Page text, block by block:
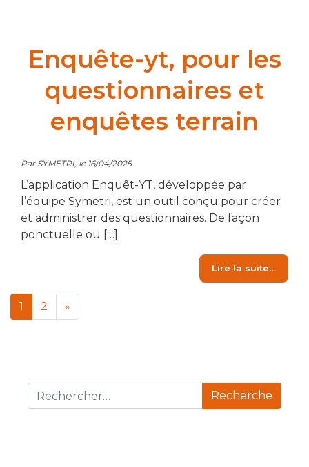
Enquête-yt, pour les
questionnaires et
enquêtes terrain
Par SYMETRI, le 16/04/2025
L’application Enquêt-YT, développée par
l’équipe Symetri, est un outil conçu pour créer
et administrer des questionnaires. De façon
ponctuelle ou […]
Lire la suite…from
Navigation dans les
1 2 »
Recherche pour :